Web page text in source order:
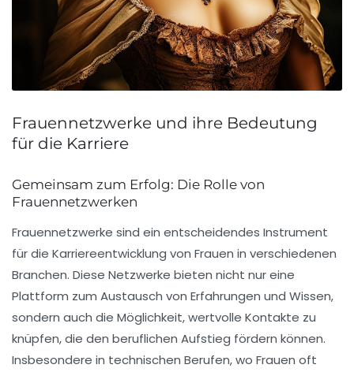
Frauennetzwerke und ihre Bedeutung
für die Karriere
Gemeinsam zum Erfolg: Die Rolle von
Frauennetzwerken
Frauennetzwerke sind ein entscheidendes Instrument
für die Karriereentwicklung von Frauen in verschiedenen
Branchen. Diese Netzwerke bieten nicht nur eine
Plattform zum Austausch von Erfahrungen und Wissen,
sondern auch die Möglichkeit, wertvolle Kontakte zu
knüpfen, die den beruflichen Aufstieg fördern können.
Insbesondere in technischen Berufen, wo Frauen oft